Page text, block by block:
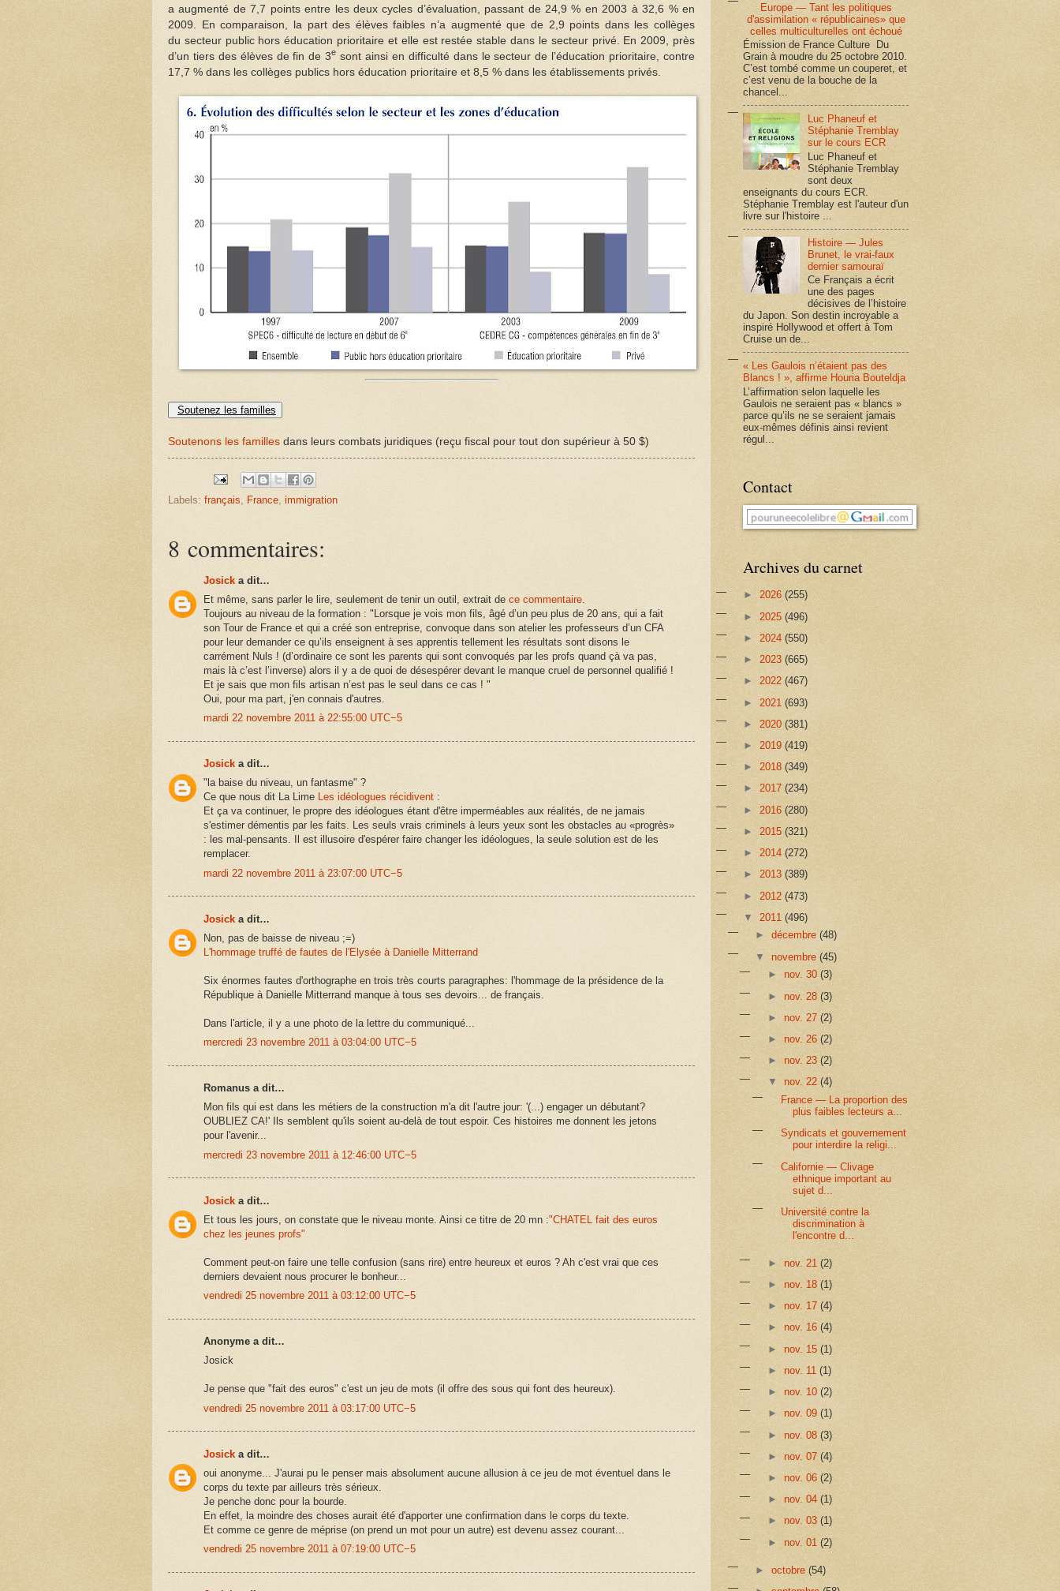
a augmenté de 7,7 points entre les deux cycles d’évaluation, passant de 24,9 % en 2003 à 32,6 % en
2009. En comparaison, la part des élèves faibles n’a augmenté que de 2,9 points dans les collèges
du secteur public hors éducation prioritaire et elle est restée stable dans le secteur privé. En 2009, près
d’un tiers des élèves de fin de 3e sont ainsi en difficulté dans le secteur de l’éducation prioritaire, contre
17,7 % dans les collèges publics hors éducation prioritaire et 8,5 % dans les établissements privés.
Soutenez les familles
Soutenons les familles dans leurs combats juridiques (reçu fiscal pour tout don supérieur à 50 $)
Labels: français France immigration
8 commentaires:
Josick a dit…
Et même, sans parler le lire, seulement de tenir un outil, extrait de ce commentaire
Toujours au niveau de la formation : "Lorsque je vois mon fils, âgé d’un peu plus de 20 ans, qui a fait
son Tour de France et qui a créé son entreprise, convoque dans son atelier les professeurs d’un CFA
pour leur demander ce qu’ils enseignent à ses apprentis tellement les résultats sont disons le
carrément Nuls ! (d’ordinaire ce sont les parents qui sont convoqués par les profs quand çà va pas,
mais là c’est l’inverse) alors il y a de quoi de désespérer devant le manque cruel de personnel qualifié !
Et je sais que mon fils artisan n’est pas le seul dans ce cas ! "
Oui, pour ma part, j'en connais d'autres.
mardi 22 novembre 2011 à 22:55:00 UTC−5
Josick a dit…
"la baise du niveau, un fantasme" ?
Ce que nous dit La Lime Les idéologues récidivent :
Et ça va continuer, le propre des idéologues étant d'être imperméables aux réalités, de ne jamais
s'estimer démentis par les faits. Les seuls vrais criminels à leurs yeux sont les obstacles au «progrès»
: les mal-pensants. Il est illusoire d'espérer faire changer les idéologues, la seule solution est de les
remplacer.
mardi 22 novembre 2011 à 23:07:00 UTC−5
Josick a dit…
Non, pas de baisse de niveau ;=)
L'hommage truffé de fautes de l'Elysée à Danielle Mitterrand
Six énormes fautes d'orthographe en trois très courts paragraphes: l'hommage de la présidence de la
République à Danielle Mitterrand manque à tous ses devoirs... de français.
Dans l'article, il y a une photo de la lettre du communiqué...
mercredi 23 novembre 2011 à 03:04:00 UTC−5
Romanus a dit…
Mon fils qui est dans les métiers de la construction m'a dit l'autre jour: '(...) engager un débutant?
OUBLIEZ CA!' Ils semblent qu'ils soient au-delà de tout espoir. Ces histoires me donnent les jetons
pour l'avenir...
mercredi 23 novembre 2011 à 12:46:00 UTC−5
Josick a dit…
Et tous les jours, on constate que le niveau monte. Ainsi ce titre de 20 mn :"CHATEL fait des euros
chez les jeunes profs"
Comment peut-on faire une telle confusion (sans rire) entre heureux et euros ? Ah c'est vrai que ces
derniers devaient nous procurer le bonheur...
vendredi 25 novembre 2011 à 03:12:00 UTC−5
Anonyme a dit…
Josick
Je pense que "fait des euros" c'est un jeu de mots (il offre des sous qui font des heureux).
vendredi 25 novembre 2011 à 03:17:00 UTC−5
Josick a dit…
oui anonyme... J'aurai pu le penser mais absolument aucune allusion à ce jeu de mot éventuel dans le
corps du texte par ailleurs très sérieux.
Je penche donc pour la bourde.
En effet, la moindre des choses aurait été d'apporter une confirmation dans le corps du texte.
Et comme ce genre de méprise (on prend un mot pour un autre) est devenu assez courant...
vendredi 25 novembre 2011 à 07:19:00 UTC−5
Europe — Tant les politiques
d'assimilation « républicaines» que
celles multiculturelles ont échoué
Émission de France Culture Du
Grain à moudre du 25 octobre 2010.
C’est tombé comme un couperet, et
c’est venu de la bouche de la
chancel...
Luc Phaneuf et
Stéphanie Tremblay
sur le cours ECR
Luc Phaneuf et
Stéphanie Tremblay
sont deux
enseignants du cours ECR.
Stéphanie Tremblay est l'auteur d'un
livre sur l'histoire ...
Histoire — Jules
Brunet, le vrai-faux
dernier samouraï
Ce Français a écrit
une des pages
décisives de l’histoire
du Japon. Son destin incroyable a
inspiré Hollywood et offert à Tom
Cruise un de...
« Les Gaulois n’étaient pas des
Blancs ! », affirme Houria Bouteldja
L’affirmation selon laquelle les
Gaulois ne seraient pas « blancs »
parce qu’ils ne se seraient jamais
eux-mêmes définis ainsi revient
régul...
Contact
Archives du carnet
► 2026 (255)
► 2025 (496)
► 2024 (550)
► 2023 (665)
► 2022 (467)
► 2021 (693)
► 2020 (381)
► 2019 (419)
► 2018 (349)
► 2017 (234)
► 2016 (280)
► 2015 (321)
► 2014 (272)
► 2013 (389)
► 2012 (473)
▼ 2011 (496)
►décembre(48)
▼novembre(45)
► nov. 30 (3)
► nov. 28 (3)
► nov. 27 (2)
► nov. 26 (2)
► nov. 23 (2)
▼ nov. 22 (4)
France — La proportion des
plus faibles lecteurs a...
Syndicats et gouvernement
pour interdire la religi...
Californie — Clivage
ethnique important au
sujet d...
Université contre la
discrimination à
l'encontre d...
► nov. 21 (2)
► nov. 18 (1)
► nov. 17 (4)
► nov. 16 (4)
► nov. 15 (1)
► nov. 11 (1)
► nov. 10 (2)
► nov. 09 (1)
► nov. 08 (3)
► nov. 07 (4)
► nov. 06 (2)
► nov. 04 (1)
► nov. 03 (1)
► nov. 01 (2)
►octobre(54)